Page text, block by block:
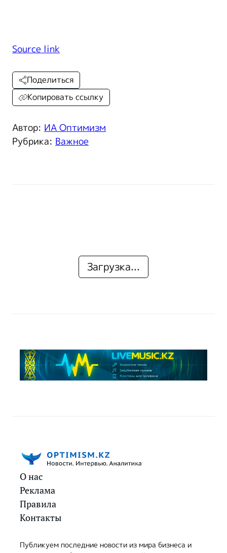
Source link
Автор: ИА Оптимизм
Рубрика: Важное
Поделиться
Копировать ссылку
Загрузка...
О нас
Реклама
Правила
Контакты
Публикуем последние новости из мира бизнеса и